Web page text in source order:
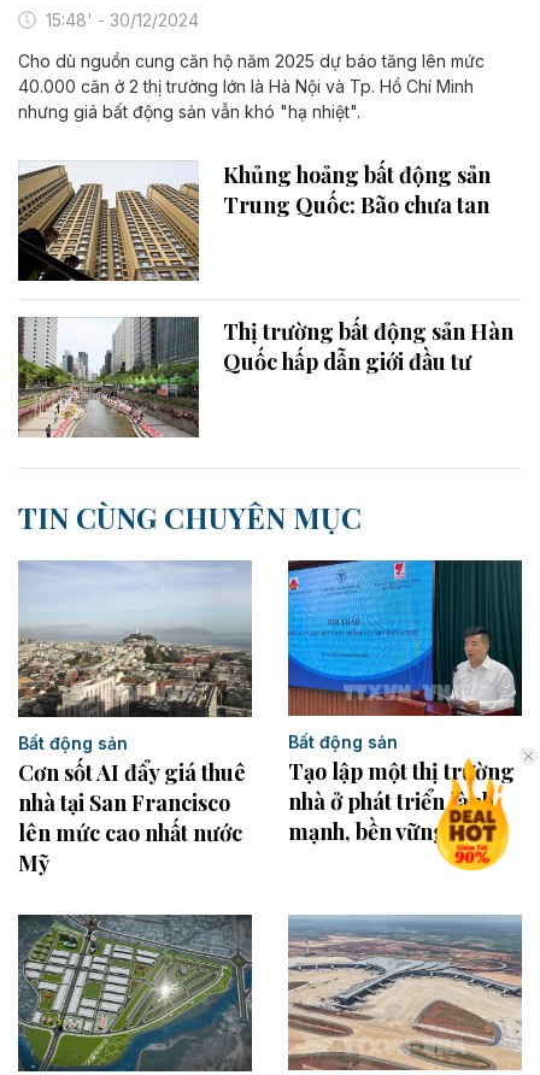
15:48' - 30/12/2024
Cho dù nguồn cung căn hộ năm 2025 dự báo tăng lên mức
40.000 căn ở 2 thị trường lớn là Hà Nội và Tp. Hồ Chí Minh
nhưng giá bất động sản vẫn khó "hạ nhiệt".
Khủng hoảng bất động sản
Trung Quốc: Bão chưa tan
Thị trường bất động sản Hàn
Quốc hấp dẫn giới đầu tư
TIN CÙNG CHUYÊN MỤC
Bất động sản
Cơn sốt AI đẩy giá thuê
nhà tại San Francisco
lên mức cao nhất nước
Mỹ
Bất động sản
Tạo lập một thị trường
nhà ở phát triển lành
mạnh, bền vững